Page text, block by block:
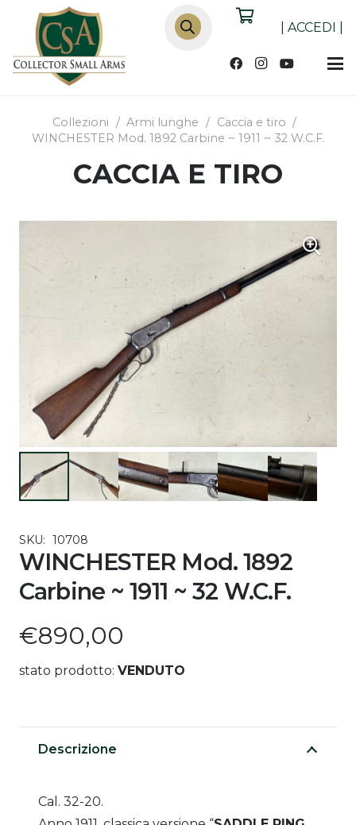
Products
search
ACCEDI
Collezioni / Armi lunghe / Caccia e tiro /
WINCHESTER Mod. 1892 Carbine ~ 1911 ~ 32 W.C.F.
CACCIA E TIRO
SKU: 10708
WINCHESTER Mod. 1892
Carbine ~ 1911 ~ 32 W.C.F.
€890,00
stato prodotto: VENDUTO
Descrizione
Cal. 32-20.